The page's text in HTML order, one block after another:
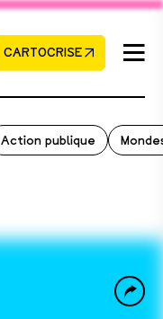
CARTOCRISE
Action publique